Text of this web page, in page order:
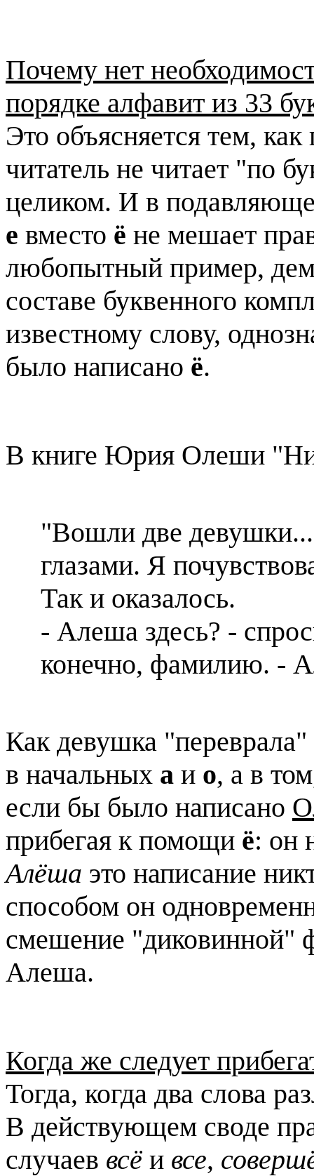
Почему нет
порядке алфавит из 33
Это объясняется тем,
читатель не читает "по
целиком. И в
е вместо ё не мешает
любопытный пример,
составе буквенного
известному слову,
было написано ё.
В книге Юрия Олеши "Ни
"Вошли две девушки...
глазами. Я
Так и оказалось.
- Алеша здесь? -
конечно, фамилию. -
Как девушка
в начальных а и о, а в
если бы было написано
прибегая к помощи ё: он
Алёша это написание
способом он
смешение
Алеша.
Когда же следует
Тогда, когда два слова
В действующем своде
случаев всё и все,